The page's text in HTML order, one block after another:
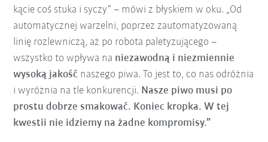
kącie coś stuka i syczy” – mówi z błyskiem w oku. „Od
automatycznej warzelni, poprzez zautomatyzowaną
linię rozlewniczą, aż po robota paletyzującego –
wszystko to wpływa na niezawodną i niezmiennie
wysoką jakość naszego piwa. To jest to, co nas odróżnia
i wyróżnia na tle konkurencji. Nasze piwo musi po
prostu dobrze smakować. Koniec kropka. W tej
kwestii nie idziemy na żadne kompromisy.”